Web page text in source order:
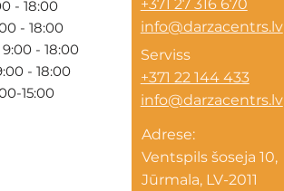
- 18:00
- 18:00
- 18:00
- 18:00
15:00
+371 27 316 670
info@darzacentrs.lv
Serviss
+371 22 144 433
info@darzacentrs.lv
Adrese:
Ventspils šoseja 10,
Jūrmala, LV-2011